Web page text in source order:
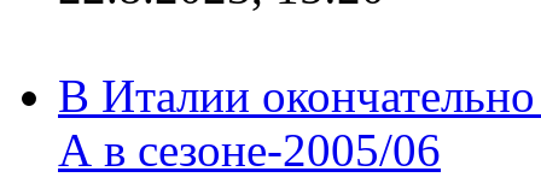
В Италии
А в сезоне-2005/06